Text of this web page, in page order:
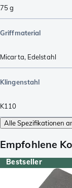
75g
Griffmaterial
Micarta, Edelstahl
Klingenstahl
K110
Alle Spezifikationen
Empfohlene
Bestseller